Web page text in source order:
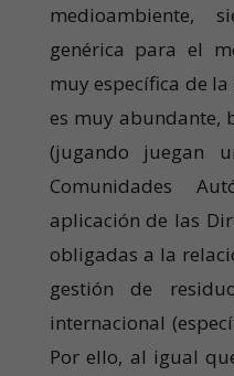
medioambiente,
genérica para el
muy específica de
es muy abundante,
(jugando juegan
Comunidades
aplicación de las
obligadas a la
gestión de
internacional
Por ello, al igual